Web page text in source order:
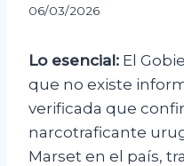
06/03/2026
Lo esencial: El
que no existe
verificada que
narcotraficante
Marset en el país,